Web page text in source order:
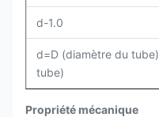
d-1.0
d=D (diamètre du
tube)
Propriété mécanique